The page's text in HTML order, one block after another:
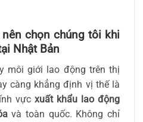
chọn chúng tôi khi
Nhật Bản
môi giới lao động trên thị
càng khẳng định vị thế là
vực xuất khẩu lao động
và toàn quốc. Không chỉ